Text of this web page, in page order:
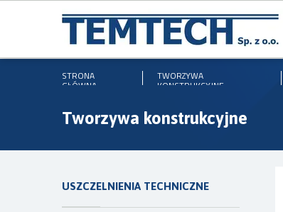
STRONA
GŁÓWNA
TWORZYWA
KONSTRUKCYJNE
Tworzywa konstrukcyjne
USZCZELNIENIA TECHNICZNE